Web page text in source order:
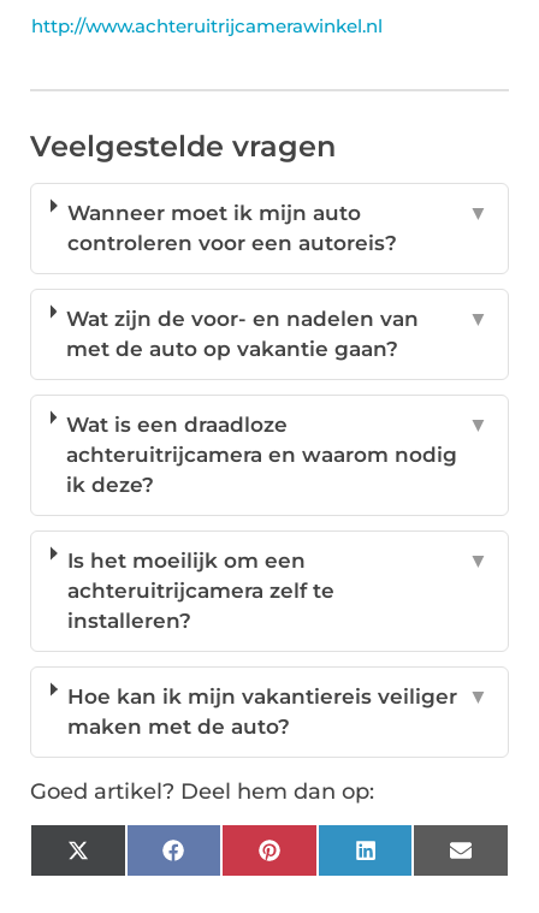
http://www.achteruitrijcamerawinkel.nl
Veelgestelde vragen
Wanneer moet ik mijn auto
controleren voor een autoreis?
▼
Wat zijn de voor- en nadelen van
met de auto op vakantie gaan?
▼
Wat is een draadloze
achteruitrijcamera en waarom nodig
ik deze?
▼
Is het moeilijk om een
achteruitrijcamera zelf te
installeren?
▼
Hoe kan ik mijn vakantiereis veiliger
maken met de auto?
▼
Goed artikel? Deel hem dan op:
X
(Twitter)
FacebookPinterestLinkedInEmail